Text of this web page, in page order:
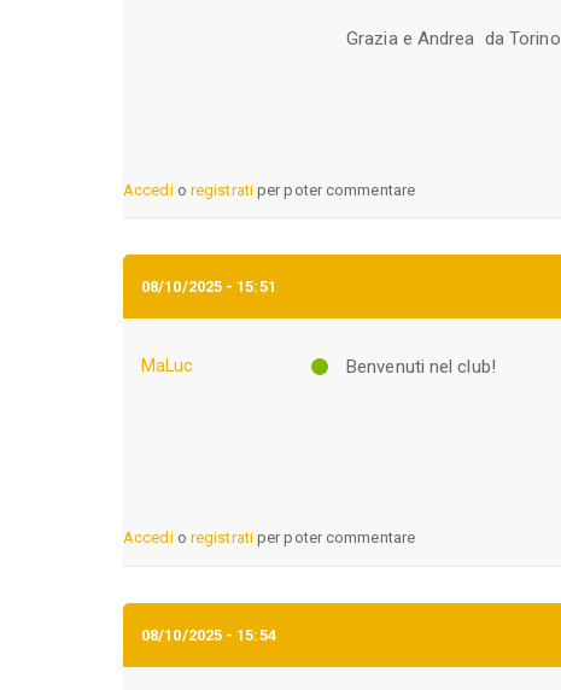
Grazia e Andrea da Torino
Accedio registratiper poter commentare
08/10/2025 - 15:51
MaLuc Benvenuti nel club!
Accedio registratiper poter commentare
08/10/2025 - 15:54